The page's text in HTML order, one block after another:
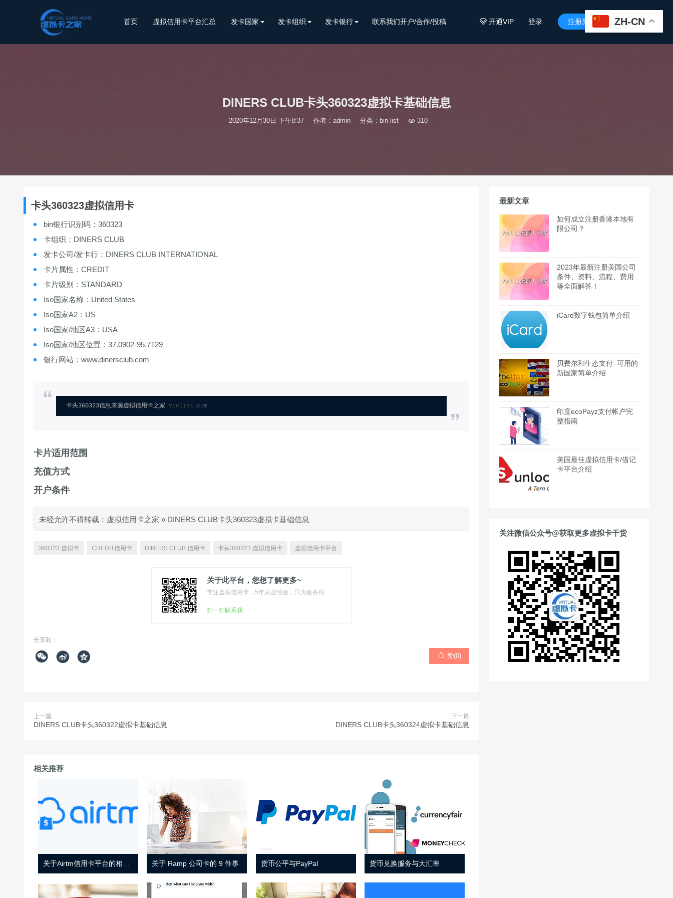
开通VIP 登录 注册新用户 
首页 虚拟信用卡平台汇总 发卡国家 发卡组织 发卡银行 联系我们开户/合作/投稿
DINERS CLUB卡头360323虚拟卡基础信息
2020年12月30日 下午8:37 作者：admin 分类： bin list 310
卡头360323虚拟信用卡
bin银行识别码：360323
卡组织：DINERS CLUB
发卡公司/发卡行：DINERS CLUB INTERNATIONAL
卡片属性：CREDIT
卡片级别：STANDARD
Iso国家名称：United States
Iso国家A2：US
Iso国家/地区A3：USA
Iso国家/地区位置：37.0902-95.7129
银行网站：www.dinersclub.com
卡头360323信息来源虚拟信用卡之家 vcclist.com
卡片适用范围
充值方式
开户条件
未经允许不得转载： 虚拟信用卡之家 » DINERS CLUB卡头360323虚拟卡基础信息
360323 虚拟卡 CREDIT信用卡 DINERS CLUB 信用卡 卡头360323 虚拟信用卡 虚拟信用卡平台
关于此平台，您想了解更多~
专注虚拟信用卡，5年从业经验，只为服务你
扫一扫联系我
分享到：
    赞(0)
上一篇
DINERS CLUB卡头360322虚拟卡基础信息
下一篇
DINERS CLUB卡头360324虚拟卡基础信息
相关推荐
关于 Ramp 公司卡的 9 件事 货币公平与PayPal 货币兑换服务与大汇率
最新文章
如何成立注册香港本地有
限公司？
2023年最新注册美国公司
条件、资料、流程、费用
等全面解答！
iCard数字钱包简单介绍
贝费尔和生态支付–可用的
新国家简单介绍
印度ecoPayz支付帐户完
整指南
美国最佳虚拟信用卡/借记
卡平台介绍
关注微信公众号@获取更多虚拟卡干货
ZH-CN